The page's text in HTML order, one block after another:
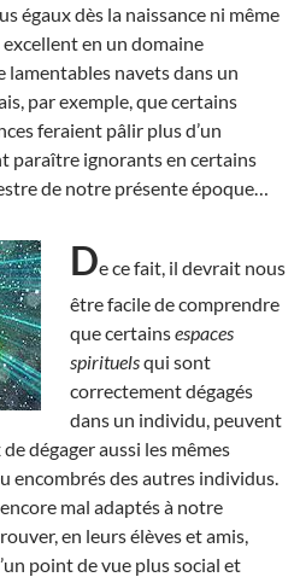
égaux dès la naissance ni même
en un domaine
navets dans un
par exemple, que certains
feraient pâlir plus d’un
paraître ignorants en certains
de notre présente époque…
De ce fait, il devrait nous
être facile de comprendre
que certainsespaces
spirituelsqui sont
correctement dégagés
dans un individu, peuvent
dégager aussi les mêmes
encombrés des autres individus.
mal adaptés à notre
en leurs élèves et amis,
point de vue plus social et